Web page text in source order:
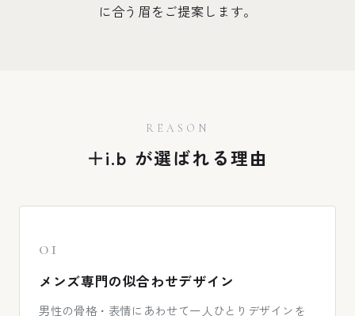
に合う眉をご提案します。
REASON
＋i.b が選ばれる理由
01
メンズ専門の似合わせデザイン
男性の骨格・表情にあわせて一人ひとりデザインを